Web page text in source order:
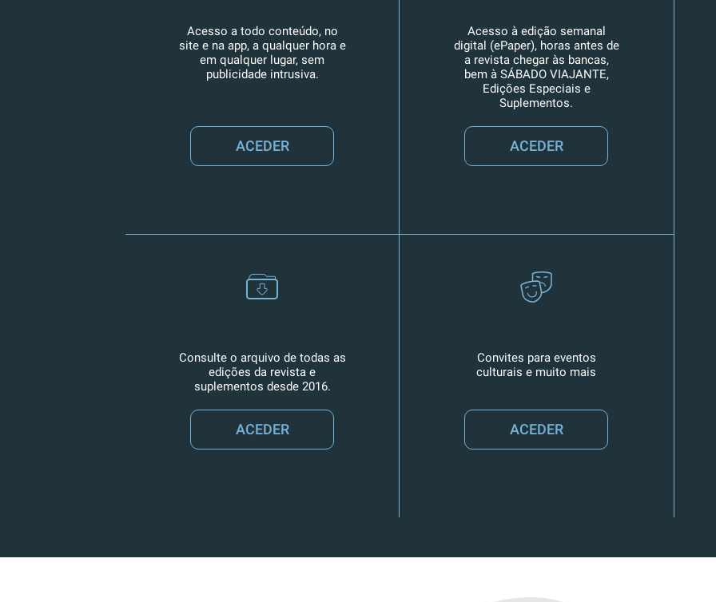
Acesso a todo conteúdo, no
site e na app, a qualquer hora e
em qualquer lugar, sem
publicidade intrusiva.
ACEDER
Acesso à edição semanal
digital (ePaper), horas antes de
a revista chegar às bancas,
bem à SÁBADO VIAJANTE,
Edições Especiais e
Suplementos.
ACEDER
Consulte o arquivo de todas as
edições da revista e
suplementos desde 2016.
ACEDER
Convites para eventos
culturais e muito mais
ACEDER